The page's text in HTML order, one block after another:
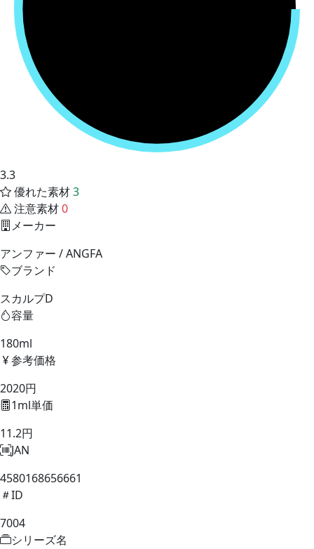
3.3
優れた素材3
注意素材0
メーカー
アンファー / ANGFA
ブランド
スカルプD
容量
180ml
参考価格
2020円
1ml単価
11.2円
JAN
4580168656661
ID
7004
シリーズ名